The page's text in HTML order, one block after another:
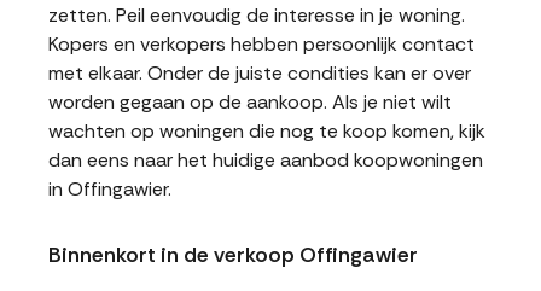
zetten. Peil eenvoudig de interesse in je woning.
Kopers en verkopers hebben persoonlijk contact
met elkaar. Onder de juiste condities kan er over
worden gegaan op de aankoop. Als je niet wilt
wachten op woningen die nog te koop komen, kijk
dan eens naar het huidige aanbod koopwoningen
in Offingawier.
Binnenkort in de verkoop Offingawier